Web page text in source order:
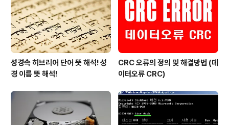
성경속 히브리어 단어 뜻 해석! 성
경 이름 뜻 해석!
CRC 오류의 정의 및 해결방법 (데
이터오류 CRC)